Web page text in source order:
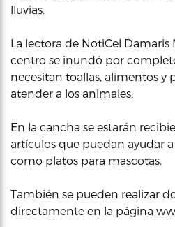
lluvias.
La lectora de NotiCel Damaris
centro se inundó por
necesitan toallas, alimentos y
atender a los animales.
En la cancha se estarán
artículos que puedan ayudar
como platos para mascotas.
También se pueden realizar
directamente en la página